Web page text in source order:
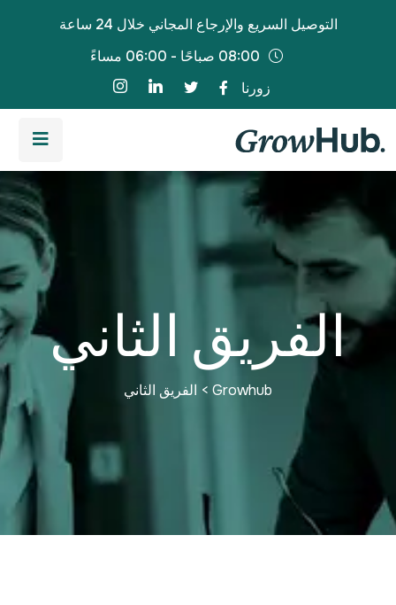
التوصيل السريع والإرجاع المجاني خلال 24 ساعة
08:00 صباحًا - 06:00 مساءً
زورنا
الفريق الثاني
Growhub
> الفريق الثاني